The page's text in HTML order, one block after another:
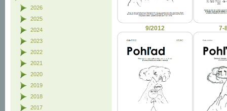
2026
2025
2024
2023
2022
2021
2020
2019
2018
2017
9/2012 7-